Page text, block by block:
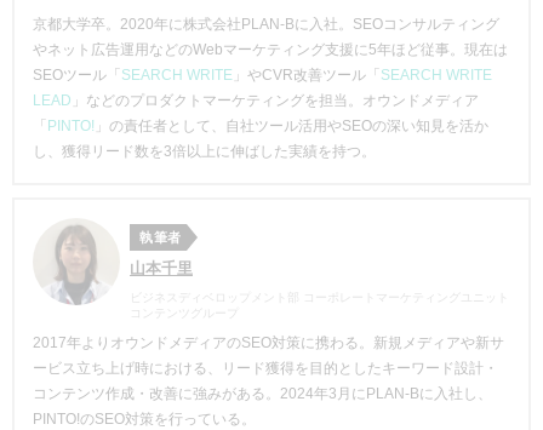
京都大学卒。2020年に株式会社PLAN-Bに入社。SEOコンサルティング
やネット広告運用などのWebマーケティング支援に5年ほど従事。現在は
SEOツール「 SEARCH WRITE 」やCVR改善ツール「 SEARCH WRITE
LEAD 」などのプロダクトマーケティングを担当。オウンドメディア
「 PINTO! 」の責任者として、自社ツール活用やSEOの深い知見を活か
し、獲得リード数を3倍以上に伸ばした実績を持つ。
執筆者
山本千里
ビジネスディベロップメント部 コーポレートマーケティングユニット
コンテンツグループ
2017年よりオウンドメディアのSEO対策に携わる。新規メディアや新サ
ービス立ち上げ時における、リード獲得を目的としたキーワード設計・
コンテンツ作成・改善に強みがある 。 2024年3月にPLAN-Bに入社し、
PINTO!のSEO対策を行っている。